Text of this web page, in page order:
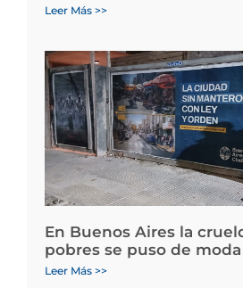
Leer Más >>
En Buenos Aires la
pobres se puso de moda
Leer Más >>